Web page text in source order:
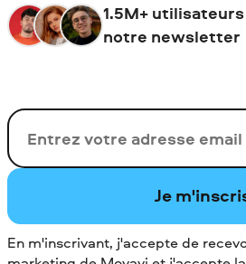
1.5M+
notre newsletter
Votre adresse de
Je
En m'inscrivant, j'accepte de